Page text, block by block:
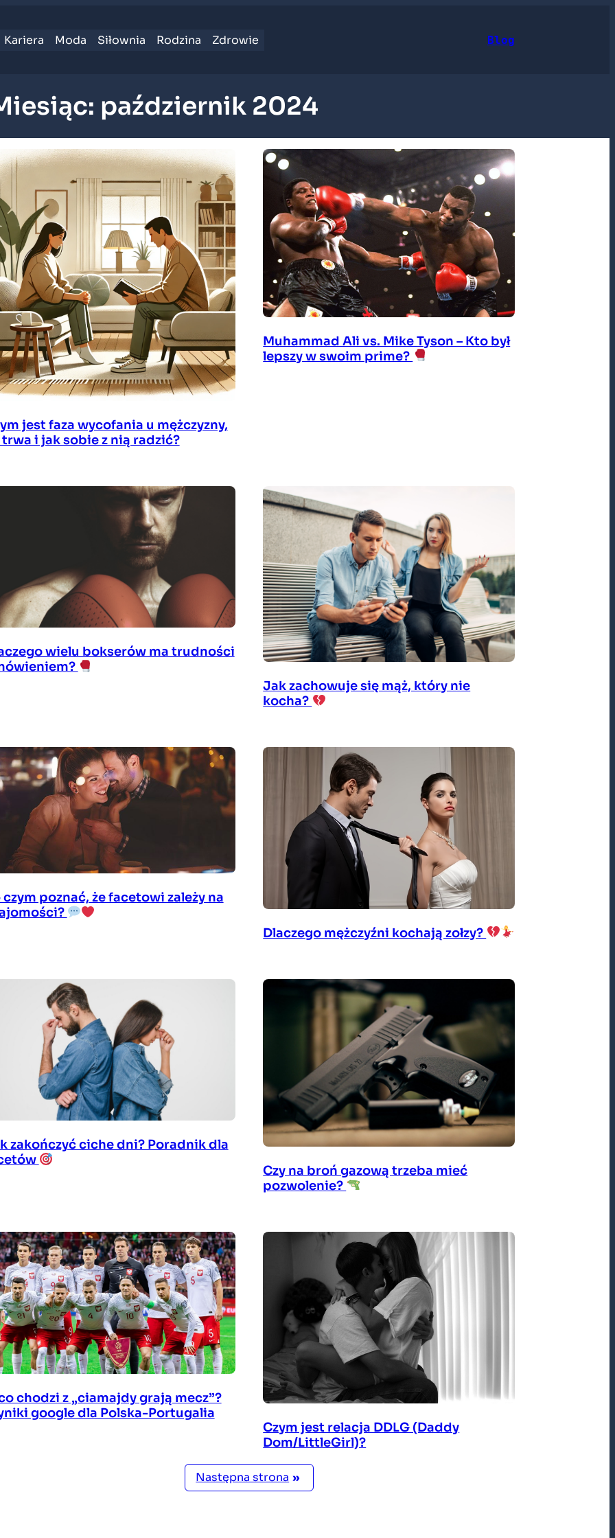
Kariera Moda Siłownia Rodzina Zdrowie Blog
październik 2024
jest faza wycofania u mężczyzny,
i jak sobie z nią radzić?
Muhammad Ali vs. Mike Tyson – Kto był
lepszy w swoim prime?
wielu bokserów ma trudności
Jak zachowuje się mąż, który nie
kocha?
czym poznać, że facetowi zależy na
Dlaczego mężczyźni kochają zołzy?
zakończyć ciche dni? Poradnik dla
Czy na broń gazową trzeba mieć
pozwolenie?
chodzi z „ciamajdy grają mecz”?
google dla Polska-Portugalia
Czym jest relacja DDLG (Daddy
Dom/LittleGirl)?
Następna strona »